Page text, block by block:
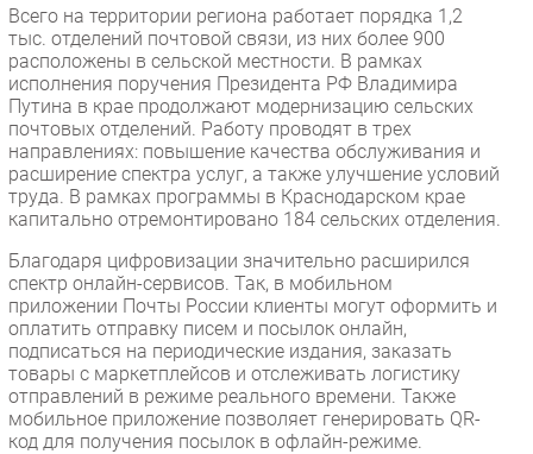
Новости
Аналитика
Интервью
Мероприятия
Проекты
IT класс
Каталог компаний
Всего на территории региона работает порядка 1,2
тыс. отделений почтовой связи, из них более 900
расположены в сельской местности. В рамках
исполнения поручения Президента РФ Владимира
Путина в крае продолжают модернизацию сельских
почтовых отделений. Работу проводят в трех
направлениях: повышение качества обслуживания и
расширение спектра услуг, а также улучшение условий
труда. В рамках программы в Краснодарском крае
капитально отремонтировано 184 сельских отделения.
Благодаря цифровизации значительно расширился
спектр онлайн-сервисов. Так, в мобильном
приложении Почты России клиенты могут оформить и
оплатить отправку писем и посылок онлайн,
подписаться на периодические издания, заказать
товары с маркетплейсов и отслеживать логистику
отправлений в режиме реального времени. Также
мобильное приложение позволяет генерировать QR-
код для получения посылок в офлайн-режиме.